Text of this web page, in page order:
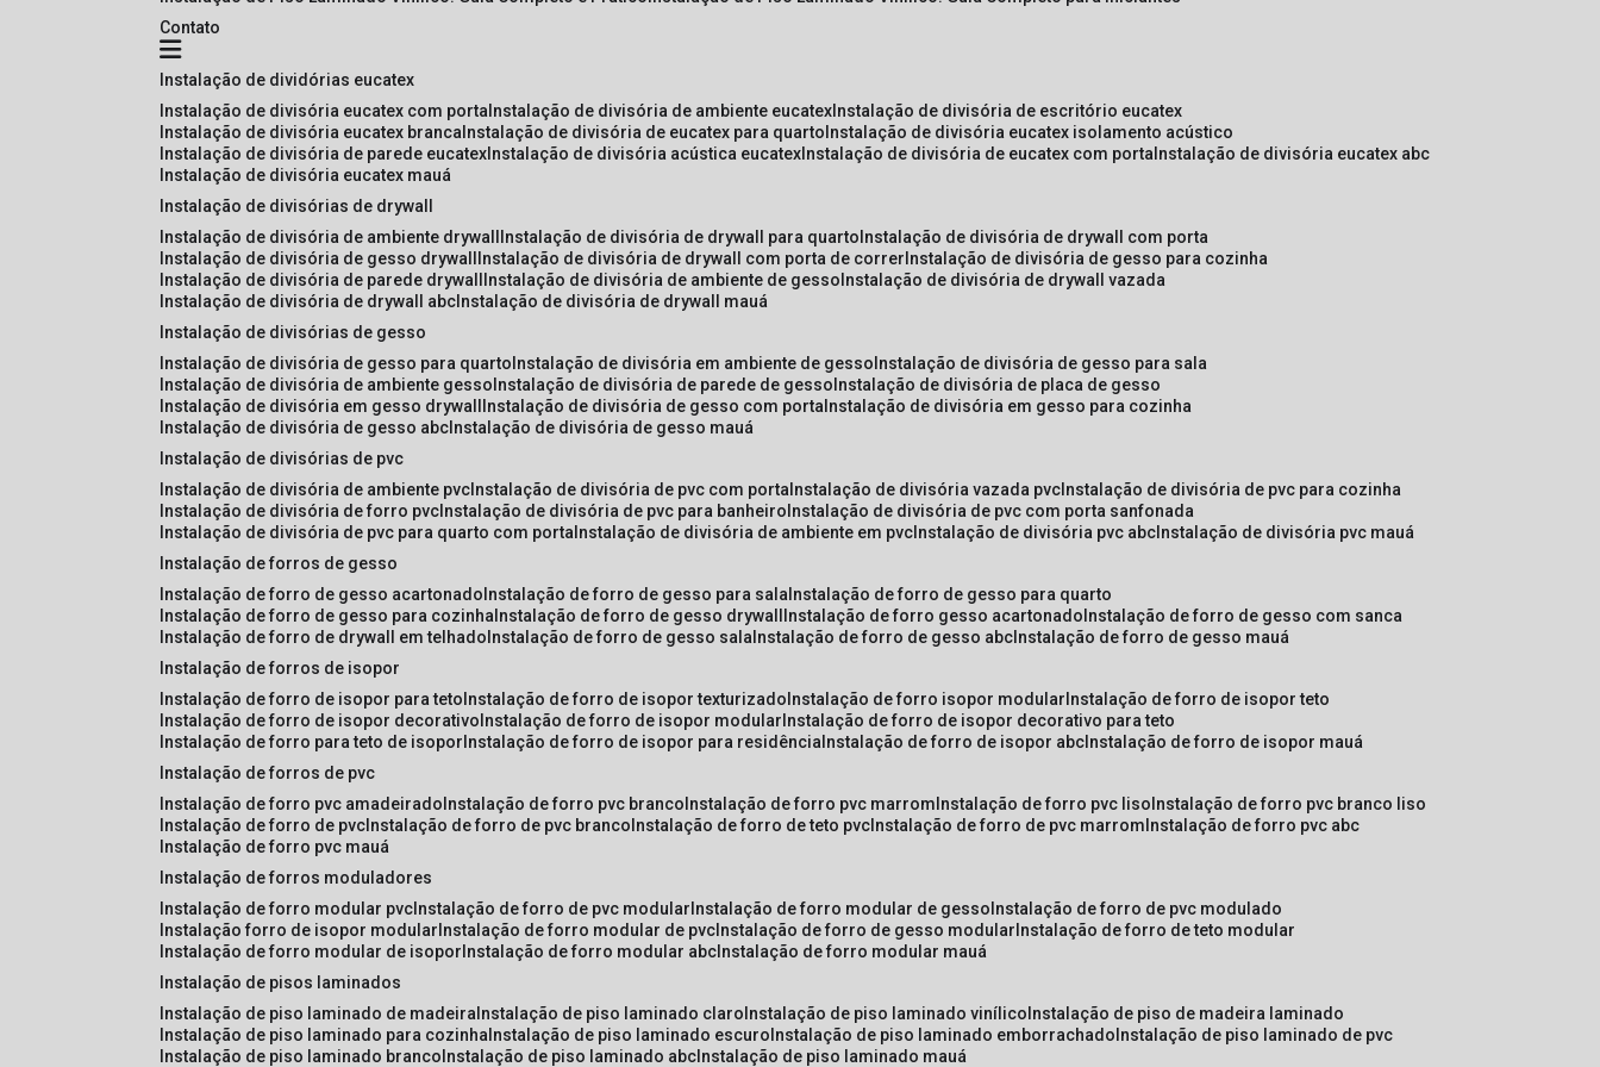
Contato
instalação de dividórias eucatex
instalação de divisória eucatex com porta instalação de divisória de ambiente eucatex instalação de divisória de escritório eucatex
instalação de divisória eucatex branca instalação de divisória de eucatex para quarto instalação de divisória eucatex isolamento acústico
instalação de divisória de parede eucatex instalação de divisória acústica eucatex instalação de divisória de eucatex com porta instalação de divisória eucatex abc
instalação de divisória eucatex mauá
instalação de divisórias de drywall
instalação de divisória de ambiente drywall
instalação de divisória de drywall para quarto instalação de divisória de drywall com porta
instalação de divisória de gesso drywall
instalação de divisória de drywall com porta de correr instalação de divisória de gesso para cozinha
instalação de divisória de parede drywall
instalação de divisória de ambiente de gesso instalação de divisória de drywall vazada
instalação de divisória de drywall abc instalação de divisória de drywall mauá
instalação de divisórias de gesso
instalação de divisória de gesso para quarto instalação de divisória em ambiente de gesso instalação de divisória de gesso para sala
instalação de divisória de ambiente gesso instalação de divisória de parede de gesso instalação de divisória de placa de gesso
instalação de divisória em gesso drywall
instalação de divisória de gesso com porta instalação de divisória em gesso para cozinha
instalação de divisória de gesso abc instalação de divisória de gesso mauá
instalação de divisórias de pvc
instalação de divisória de ambiente pvc instalação de divisória de pvc com porta instalação de divisória vazada pvc instalação de divisória de pvc para cozinha
instalação de divisória de forro pvc instalação de divisória de pvc para banheiro instalação de divisória de pvc com porta sanfonada
instalação de divisória de pvc para quarto com porta instalação de divisória de ambiente em pvc instalação de divisória pvc abc instalação de divisória pvc mauá
instalação de forros de gesso
instalação de forro de gesso acartonado instalação de forro de gesso para sala instalação de forro de gesso para quarto
instalação de forro de gesso para cozinha instalação de forro de gesso drywall instalação de forro gesso acartonado instalação de forro de gesso com sanca
instalação de forro de drywall em telhado instalação de forro de gesso sala instalação de forro de gesso abc instalação de forro de gesso mauá
instalação de forros de isopor
instalação de forro de isopor para teto instalação de forro de isopor texturizado instalação de forro isopor modular instalação de forro de isopor teto
instalação de forro de isopor decorativo instalação de forro de isopor modular instalação de forro de isopor decorativo para teto
instalação de forro para teto de isopor instalação de forro de isopor para residência instalação de forro de isopor abc instalação de forro de isopor mauá
instalação de forros de pvc
instalação de forro pvc amadeirado instalação de forro pvc branco instalação de forro pvc marrom instalação de forro pvc liso instalação de forro pvc branco liso
instalação de forro de pvc instalação de forro de pvc branco instalação de forro de teto pvc instalação de forro de pvc marrom instalação de forro pvc abc
instalação de forro pvc mauá
instalação de forros moduladores
instalação de forro modular pvc instalação de forro de pvc modular instalação de forro modular de gesso instalação de forro de pvc modulado
instalação forro de isopor modular instalação de forro modular de pvc instalação de forro de gesso modular instalação de forro de teto modular
instalação de forro modular de isopor instalação de forro modular abc instalação de forro modular mauá
instalação de pisos laminados
instalação de piso laminado de madeira instalação de piso laminado claro instalação de piso laminado vinílico instalação de piso de madeira laminado
instalação de piso laminado para cozinha instalação de piso laminado escuro instalação de piso laminado emborrachado instalação de piso laminado de pvc
instalação de piso laminado branco instalação de piso laminado abc instalação de piso laminado mauá